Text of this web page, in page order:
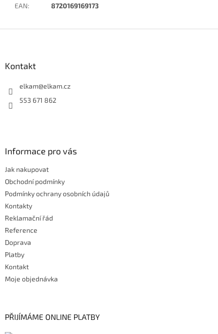
EAN: 8720169169173
Kontakt
elkam@elkam.cz
553 671 862
Informace pro vás
Jak nakupovat
Obchodní podmínky
Podmínky ochrany osobních údajů
Kontakty
Reklamační řád
Reference
Doprava
Platby
Kontakt
Moje objednávka
PŘIJÍMÁME ONLINE PLATBY